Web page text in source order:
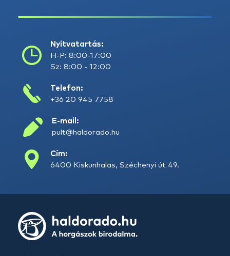
Nyitvatartás:
H-P: 8:00-17:00
Sz: 8:00 - 12:00
Telefon:
+36 20 945 7758
E-mail:
pult@haldorado.hu
Cím:
6400 Kiskunhalas, Széchenyi út 49.